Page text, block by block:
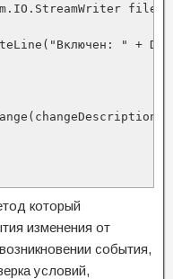
file
" +
который
изменения от
события,
условий,